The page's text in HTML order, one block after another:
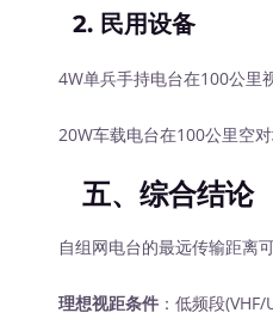
2. 民用设备
4W单兵手持电台在100公里
20W车载电台在100公里空对
五、综合结论
自组网电台的最远传输距离可
理想视距条件 ：低频段